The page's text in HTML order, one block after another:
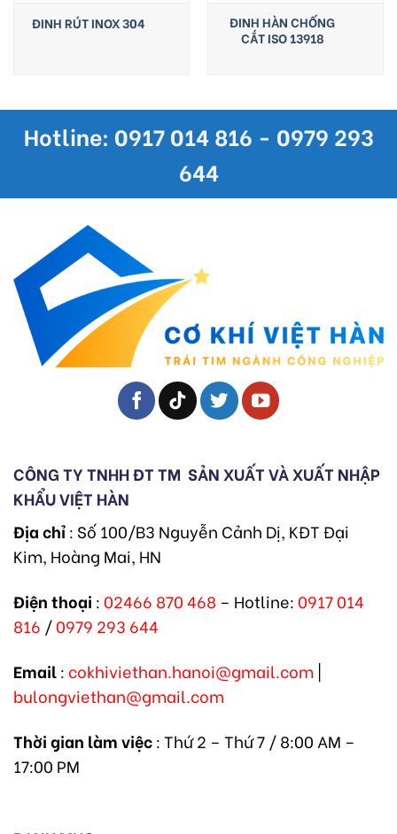
ĐINH RÚT INOX 304
ĐINH HÀN CHỐNG
CẮT ISO 13918
Hotline: 0917 014 816 - 0979 293
644
CÔNG TY TNHH ĐT TM SẢN XUẤT VÀ XUẤT NHẬP
KHẨU VIỆT HÀN
Địa chỉ: Số 100/B3 Nguyễn Cảnh Dị, KĐT Đại
Kim, Hoàng Mai, HN
Điện thoại : 02466 870 468 – Hotline: 0917 014
816 /0979 293 644
Email: cokhiviethan.hanoi@gmail.com |
bulongviethan@gmail.com
Thời gian làm việc: Thứ 2 – Thứ 7 / 8:00 AM –
17:00 PM